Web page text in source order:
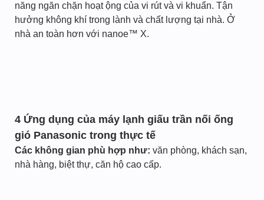
năng ngăn chặn hoạt ộng của vi rút và vi khuẩn. Tận
hưởng không khí trong lành và chất lượng tại nhà. Ở
nhà an toàn hơn với nanoe™ X.
4 Ứng dụng của máy lạnh giấu trần nối ống
gió Panasonic trong thực tế
Các không gian phù hợp như: văn phòng, khách sạn,
nhà hàng, biệt thự, căn hộ cao cấp.